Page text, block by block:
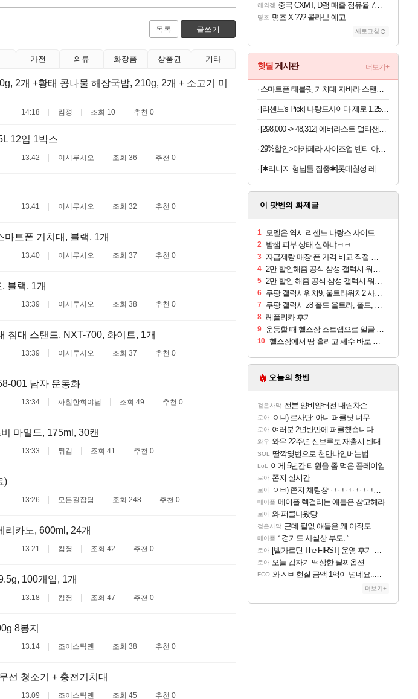
목록 글쓰기
가전 의류 화장품 상품권 기타
2개 +황태 콩나물 해장국밥, 210g, 2개 + 소고기 미
14:18 킴졍 조회 10 추천 0
12입 1박스
13:42 이시루시오 조회 36 추천 0
13:41 이시루시오 조회 32 추천 0
트폰 거치대, 블랙, 1개
13:40 이시루시오 조회 37 추천 0
블랙, 1개
13:39 이시루시오 조회 38 추천 0
침대 스탠드, NXT-700, 화이트, 1개
13:39 이시루시오 조회 37 추천 0
001 남자 운동화
13:34 까칠한희야님 조회 49 추천 0
마일드, 175ml, 30캔
13:33 튀김 조회 41 추천 0
)
13:26 모든걸잡담 조회 248 추천 0
리카노, 600ml, 24개
13:21 킴졍 조회 42 추천 0
100개입, 1개
13:18 킴졍 조회 47 추천 0
8봉지
13:14 조이스틱맨 조회 38 추천 0
선 청소기 + 충전거치대
13:09 조이스틱맨 조회 45 추천 0
해외겜 중국 CXMT, D램 매출 점유율 7%…글로벌 4위로 부상
명조 명조 X ??? 콜라보 예고
새로고침
핫딜 게시판 더보기+
스마트폰 태블릿 거치대 자바라 스탠드, 블랙, 1개
[리센느's Pick] 나랑드사이다 제로 1.25L 12입 1박스
[298,000 -> 48,312] 에버라스트 멀티샌들 아쿠아슈즈 230mm
29%할인>아카페라 사이즈업 벤티 아메리카노, 600ml, 24개
[✱리니지 형님들 집중✱]롯데칠성 레쓰비 마일드, 175ml, 30캔
이 팟벤의 화제글
1 모델은 역시 리센느 나랑스 사이드 1.25L 1박스
2 밤샘 피부 상태 실화냐ㅋㅋ
3 자급제랑 매장 폰 가격 비교 직접 안가도 되네요
4 2만 할인해줌 공식 삼성 갤럭시 워치9 크림, 40mm, 블루투스
5 2만 할인 해줌 공식 삼성 갤럭시 워치9 실버, 44mm, 블루투스
6 쿠팡 갤럭시워치9, 울트라워치2 사전구매 혜택 받아보세요
7 쿠팡 갤럭시 z8 폴드 울트라, 폴드, 플립 사전예약
8 레플리카 후기
9 운동할 때 헬스장 스트랩으로 얼굴 만졌다가 볼 뒤집어짐
10 헬스장에서 땀 흘리고 세수 바로 안 하면 트러블 나냐?
오늘의 핫벤
검은사막 전분 얌비얌버전 내림차순
로아 ㅇㅂ) 로사단: 아니 퍼클팟 너무 심하네 예의가 없어(?)
로아 여러분 2년반만에 퍼클했습니다
와우 와우 22주년 신브루토 재출시 반대
SOL 딸깍몇번으로 천만나인버는법
LoL 이게 5년간 티원을 좀 먹은 플레이임
로아 쫀지 실시간
로아 ㅇㅂ) 쫀지 채팅창 ㅋㅋㅋㅋㅋㅋㅋㅋㅋㅋㅋ
메이플 메이플 렉걸리는 애들은 참고해라
로아 와 퍼클나왔당
검은사막 근데 펄없 얘들은 왜 아직도
메이플 “ 경기도 사실상 부도. ”
로아 [벨가르딘 The FIRST] 운영 후기 + 1~3위 공대 축하 Ai짤
로아 오늘 갑자기 떡상한 팔찌옵션
FCO 와ㅅㅂ 현질 금액 1억이 넘네요..다들 꼭 해보십셔ㅁㅊ
더보기+